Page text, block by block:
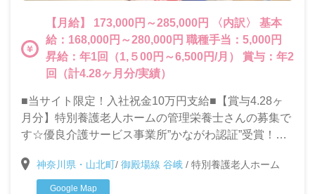
【月給】 173,000円～285,000円 〈内訳〉 基本
給：168,000円～280,000円 職種手当：5,000円
昇給：年1回（1,５00円～6,500円/月） 賞与：年2
回（計4.28ヶ月分/実績）
■当サイト限定！入社祝金10万円支給■【賞与4.28ヶ
月分】特別養護老人ホームの管理栄養士さんの募集で
す☆優良介護サービス事業所”かながわ認証”受賞！よ
方、お待ちしています！
神奈川県・山北町/ 御殿場線 谷峨 / 特別養護老人ホーム
Google Map